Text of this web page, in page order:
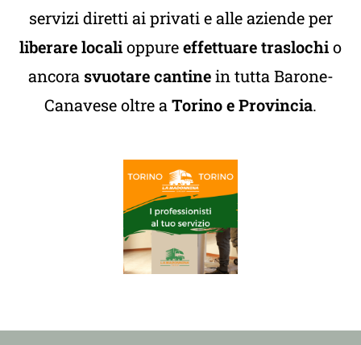
servizi diretti ai privati e alle aziende per
liberare localioppureeffettuare traslochio
ancora svuotare cantinein tutta Barone-
Canavese oltre a Torino e Provincia.